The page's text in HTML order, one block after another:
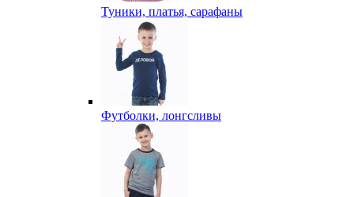
Туники, платья, сарафаны
Футболки, лонгсливы